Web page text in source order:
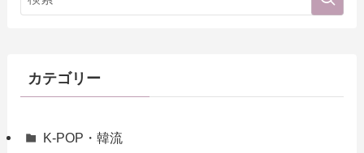
カテゴリー
K-POP・韓流